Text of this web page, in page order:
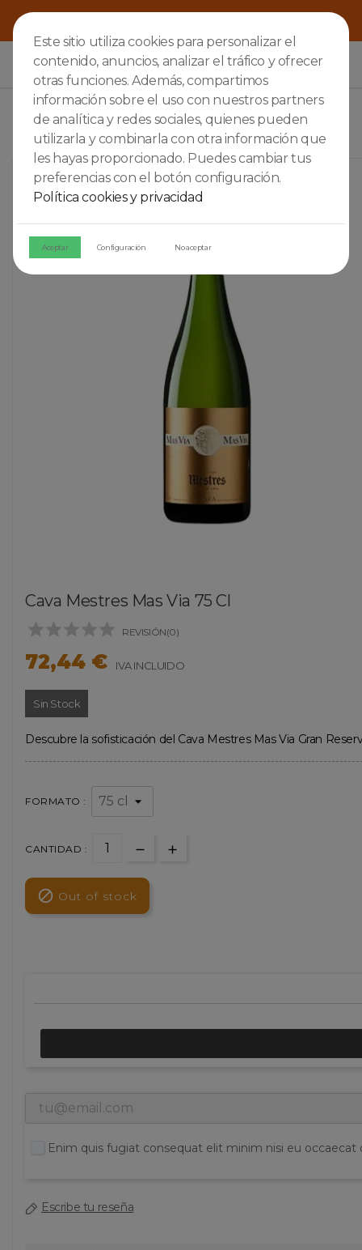
Este sitio utiliza cookies para personalizar el
contenido, anuncios, analizar el tráfico y ofrecer
otras funciones. Además, compartimos
información sobre el uso con nuestros partners
de analítica y redes sociales, quienes pueden
utilizarla y combinarla con otra información que
les hayas proporcionado. Puedes cambiar tus
preferencias con el botón configuración.
Política cookies y privacidad
Aceptar Configuración No aceptar
Cava Mestres Mas Via 75 Cl
     REVISIÓN(0)
72,44 € IVA INCLUIDO
Sin Stock
Descubre la sofisticación del Cava Mestres Mas Via Gran
FORMATO :
CANTIDAD :
 Out of stock
Enim quis fugiat consequat elit minim nisi eu
Escribe tu reseña